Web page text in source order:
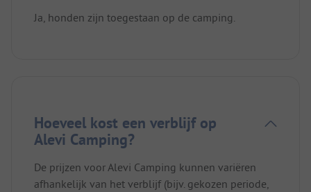
Ja, honden zijn toegestaan op de camping.
Hoeveel kost een verblijf op
Alevi Camping?
De prijzen voor Alevi Camping kunnen variëren
afhankelijk van het verblijf (bijv. gekozen periode,